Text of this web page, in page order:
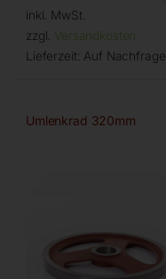
inkl. MwSt.
zzgl. Versandkosten
Lieferzeit: Auf Nachfrage
Umlenkrad 320mm